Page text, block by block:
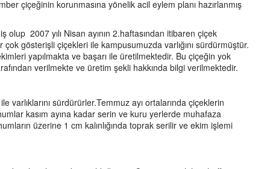
çiçeğinin korunmasına yönelik acil eylem planı hazırlanmış
olup 2007 yılı Nisan ayının 2.haftasından itibaren çiçek
gösterişli çiçekleri ile kampusumuzda varlığını sürdürmüştür.
yapılmakta ve başarı ile üretilmektedir. Bu çiçeğin yok
verilmekte ve üretim şekli hakkında bilgi verilmektedir.
sürdürürler.Temmuz ayı ortalarında çiçeklerin
kasım ayına kadar serin ve kuru yerlerde muhafaza
üzerine 1 cm kalınlığında toprak serilir ve ekim işlemi